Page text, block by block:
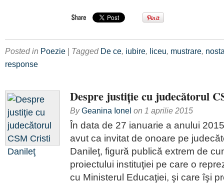
Posted in Poezie | Tagged De ce, iubire, liceu, mustrare,
response
Despre justiţie cu judecătorul
ByGeanina Ionel on 1 aprilie 2015
În data de 27 ianuarie a anului
avut ca invitat de onoare pe
Danileţ, figură publică extrem de
proiectului instituţiei pe care o
cu Ministerul Educaţiei, şi care îşi